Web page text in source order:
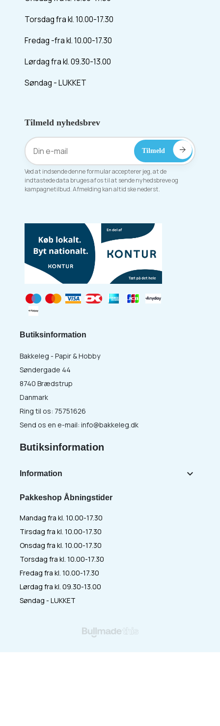
Torsdag fra kl. 10.00-17.30
Fredag -fra kl. 10.00-17.30
Lørdag fra kl. 09.30-13.00
Søndag - LUKKET
Tilmeld nyhedsbrev
Ved at indsende denne formular accepterer jeg, at de
indtastede data bruges af os til at sende nyhedsbreve og
kampagnetilbud. Afmelding kan altid ske nederst.
Pakkeshop Åbningstider
Mandag fra kl. 10.00-17.30
Tirsdag fra kl. 10.00-17.30
Onsdag fra kl. 10.00-17.30
Torsdag fra kl. 10.00-17.30
Fredag fra kl. 10.00-17.30
Lørdag fra kl. 09.30-13.00
Søndag - LUKKET
Butiksinformation
Bakkeleg - Papir & Hobby
Søndergade 44
8740 Brædstrup
Danmark
Ring til os: 75751626
Send os en e-mail: info@bakkeleg.dk
Butiksinformation
Information 